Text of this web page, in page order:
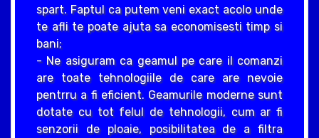
spart. Faptul ca putem veni exact acolo unde
te afli te poate ajuta sa economisesti timp si
bani;
- Ne asiguram ca geamul pe care il comanzi
are toate tehnologiile de care are nevoie
pentrru a fi eficient. Geamurile moderne sunt
dotate cu tot felul de tehnologii, cum ar fi
senzorii de ploaie, posibilitatea de a filtra